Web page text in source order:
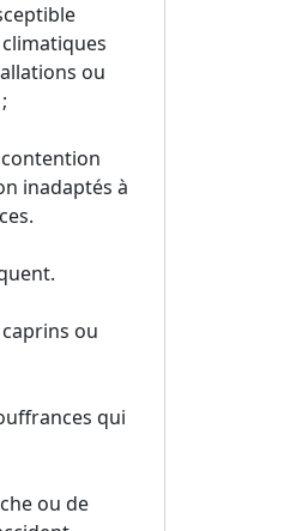
ou
inadaptés à
ou
qui
ou de